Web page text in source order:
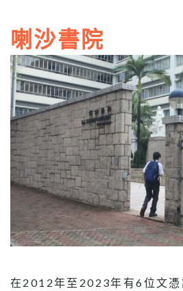
喇沙書院
在2012年至2023年有6位文